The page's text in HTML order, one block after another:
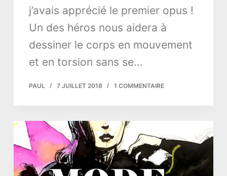
j’avais apprécié le premier opus !
Un des héros nous aidera à
dessiner le corps en mouvement
et en torsion sans se…
PAUL 7 JUILLET 2018 1 COMMENTAIRE